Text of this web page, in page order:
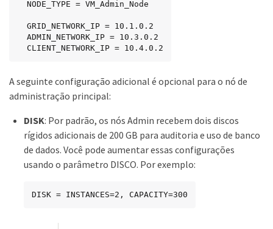
  CLIENT_NETWORK_IP = 10.4.0.2
A seguinte configuração adicional é opcional para o nó de
administração principal:
DISK: Por padrão, os nós Admin recebem dois discos
rígidos adicionais de 200 GB para auditoria e uso de banco
de dados. Você pode aumentar essas configurações
usando o parâmetro DISCO. Por exemplo:
DISK = INSTANCES=2, CAPACITY=300